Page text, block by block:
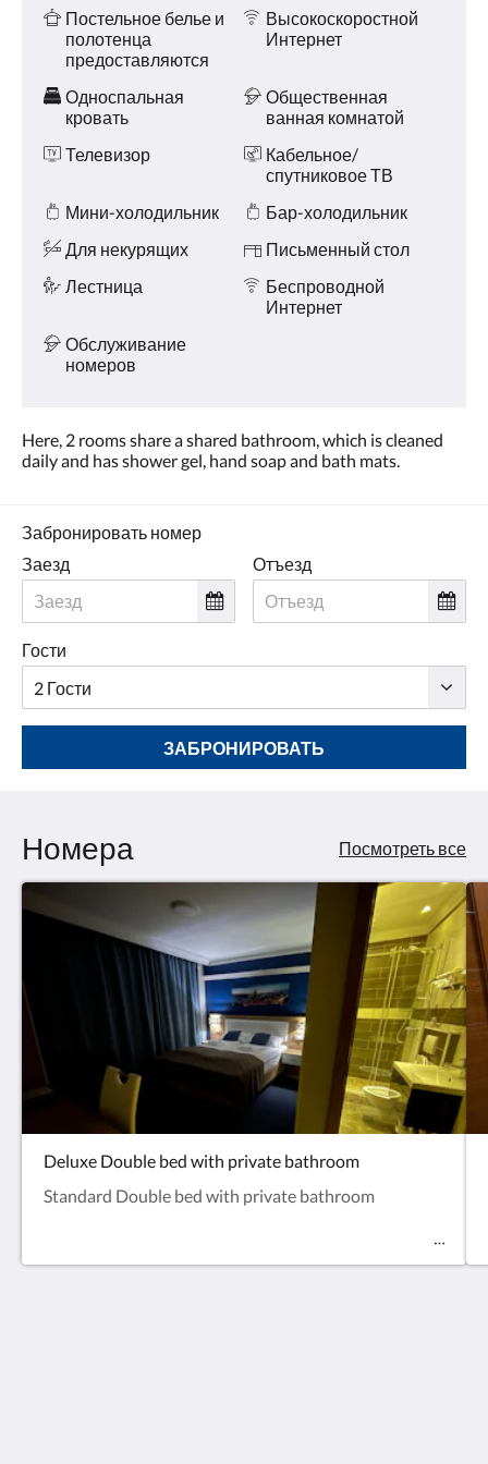
и услуги
Постельное белье и
полотенца
предоставляются
Высокоскоростной
Интернет
Односпальная
кровать
Общественная
ванная комнатой
Телевизор
Кабельное/
спутниковое ТВ
Мини-холодильник
Бар-холодильник
Для некурящих
Письменный стол
Лестница
Беспроводной
Интернет
Обслуживание
номеров
Here, 2 rooms share a shared bathroom, which is cleaned
daily and has shower gel, hand soap and bath mats.
Забронировать номер
Заезд
Отъезд
Гости
ЗАБРОНИРОВАТЬ
Номера Посмотреть все
Deluxe Double bed with private bathroom
Standard Double bed with private bathroom